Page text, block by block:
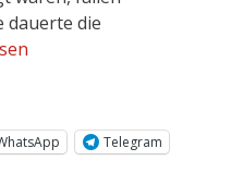
dauerte die
Telegram